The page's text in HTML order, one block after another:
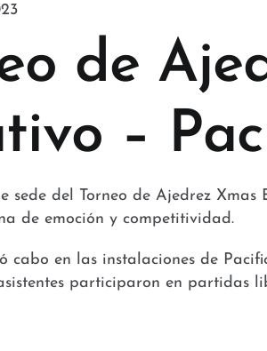
de
–
sede del Torneo de Ajedrez
de emoción y competitividad.
cabo en las instalaciones de
participaron en partidas